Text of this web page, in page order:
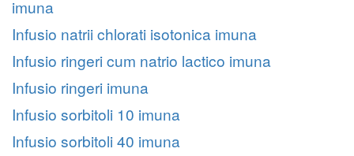
imuna
Infusio natrii chlorati isotonica imuna
Infusio ringeri cum natrio lactico imuna
Infusio ringeri imuna
Infusio sorbitoli 10 imuna
Infusio sorbitoli 40 imuna